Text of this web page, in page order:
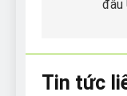
đâu
Tin tức